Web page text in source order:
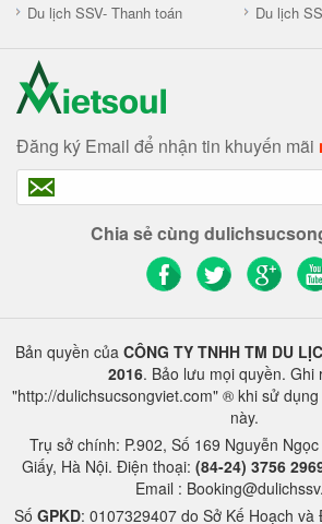
Du lịch SSV- Thanh toán
Du lịch
Đăng ký Email để nhận tin khuyến mãi
Chia sẻ cùng
Bản quyền của CÔNG TY TNHH TM DU
2016. Bảo lưu mọi quyền. Ghi
"http://dulichsucsongviet.com" ® khi sử
này.
Trụ sở chính: P.902, Số 169 Nguyễn
Giấy, Hà Nội. Điện thoại: (84-24) 3756
Email :
Số GPKD: 0107329407 do Sở Kế Hoạch